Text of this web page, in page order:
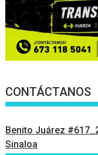
CONTÁCTANOS
Benito Juárez
Sinaloa